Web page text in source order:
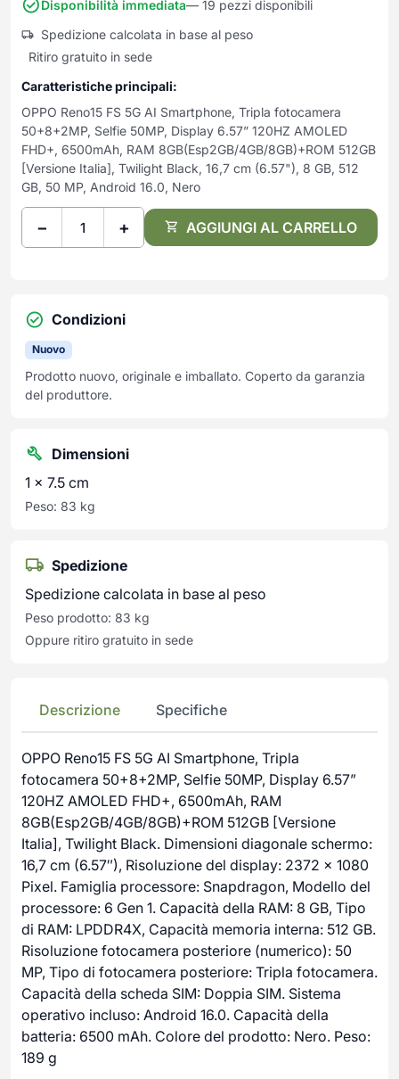
Frullatori
Grattugie elettriche
Macchine caffe e capsule
Sbattitori
Spremiagrumi e Centrifughe
Stiro
Tostapane
Tritaverdure elettrici
Lampade da tavolo
Lampade da terra
Mobili Multiuso
SOGGIORNO
Complementi Soggiorno
Divani e Poltrone
Soggiorni e Pareti
Tavoli e Tavolini
UFFICIO
Banconi Reception
Cucitrici e accessori
Moduli per ufficio
Poltrone Barber Shop
TAVOLI USATI TAVOLINI USATI
Disponibilità immediata— 19 pezzi disponibili
Spedizione calcolata in base al peso
Ritiro gratuito in sede
Caratteristiche principali:
OPPO Reno15 FS 5G AI Smartphone, Tripla fotocamera
50+8+2MP, Selfie 50MP, Display 6.57” 120HZ AMOLED
FHD+, 6500mAh, RAM 8GB(Esp2GB/4GB/8GB)+ROM 512GB
[Versione Italia], Twilight Black, 16,7 cm (6.57"), 8 GB, 512
GB, 50 MP, Android 16.0, Nero
− + AGGIUNGI AL CARRELLO
Condizioni
Nuovo
Prodotto nuovo, originale e imballato. Coperto da garanzia
del produttore.
Dimensioni
1 × 7.5 cm
Peso: 83 kg
Spedizione
Spedizione calcolata in base al peso
Peso prodotto: 83 kg
Oppure ritiro gratuito in sede
Descrizione Specifiche
OPPO Reno15 FS 5G AI Smartphone, Tripla
fotocamera 50+8+2MP, Selfie 50MP, Display 6.57”
120HZ AMOLED FHD+, 6500mAh, RAM
8GB(Esp2GB/4GB/8GB)+ROM 512GB [Versione
Italia], Twilight Black. Dimensioni diagonale schermo:
16,7 cm (6.57″), Risoluzione del display: 2372 x 1080
Pixel. Famiglia processore: Snapdragon, Modello del
processore: 6 Gen 1. Capacità della RAM: 8 GB, Tipo
di RAM: LPDDR4X, Capacità memoria interna: 512 GB.
Risoluzione fotocamera posteriore (numerico): 50
MP, Tipo di fotocamera posteriore: Tripla fotocamera.
Capacità della scheda SIM: Doppia SIM. Sistema
operativo incluso: Android 16.0. Capacità della
batteria: 6500 mAh. Colore del prodotto: Nero. Peso:
189 g